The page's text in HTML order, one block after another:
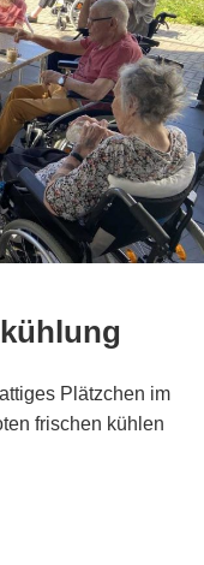
Plätzchen im
frischen kühlen